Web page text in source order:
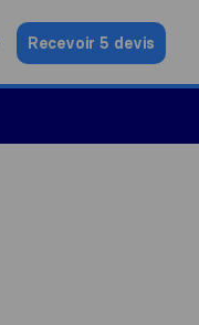
Recevoir 5 devis